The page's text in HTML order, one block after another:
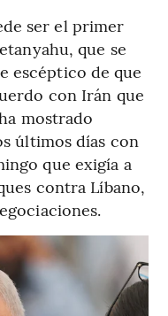
ser el primer
que se
escéptico de que
con Irán que
mostrado
últimos días con
que exigía a
contra Líbano,